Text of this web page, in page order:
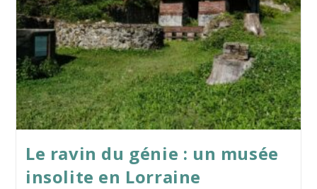
Le ravin du génie : un musée
insolite en Lorraine